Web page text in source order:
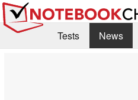
Tests News